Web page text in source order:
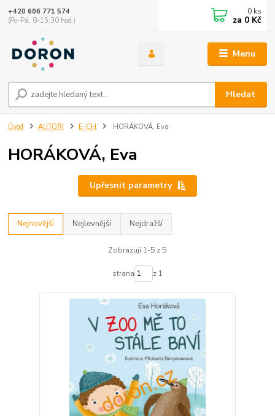
Menu
Hledat
+420 606 771 574
(Po-Pá, 8-15:30 hod.)
0 ks
za 0 Kč
Úvod AUTOŘI E-CH HORÁKOVÁ, Eva
HORÁKOVÁ, Eva
Upřesnit parametry
Nejnovější Nejlevnější Nejdražší
Zobrazuji 1-5 z 5
strana z 1